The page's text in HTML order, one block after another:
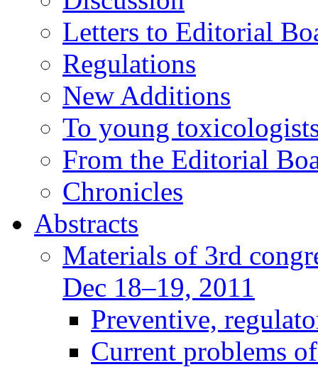
Letters to Editorial
Regulations
New Additions
To young
From the Editorial
Chronicles
Abstracts
Materials of 3rd
Dec 18–19, 2011
Preventive,
Current problems